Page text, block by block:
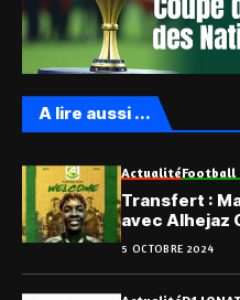
A lire aussi ...
ActualitéFootball
Transfert :
avec Alhejaz
5 OCTOBRE 2024